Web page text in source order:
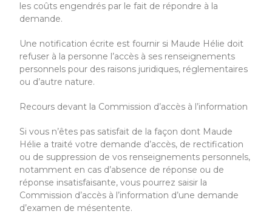
les coûts engendrés par le fait de répondre à la
demande.
Une notification écrite est fournir si Maude Hélie doit
refuser à la personne l’accès à ses renseignements
personnels pour des raisons juridiques, réglementaires
ou d’autre nature.
Recours devant la Commission d’accès à l’information
Si vous n’êtes pas satisfait de la façon dont Maude
Hélie a traité votre demande d’accès, de rectification
ou de suppression de vos renseignements personnels,
notamment en cas d’absence de réponse ou de
réponse insatisfaisante, vous pourrez saisir la
Commission d’accès à l’information d’une demande
d’examen de mésentente.